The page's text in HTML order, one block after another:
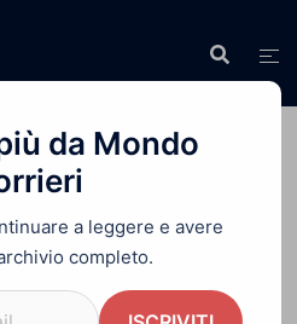
che Consegna più
da Mondo
a leggere e avere
completo.